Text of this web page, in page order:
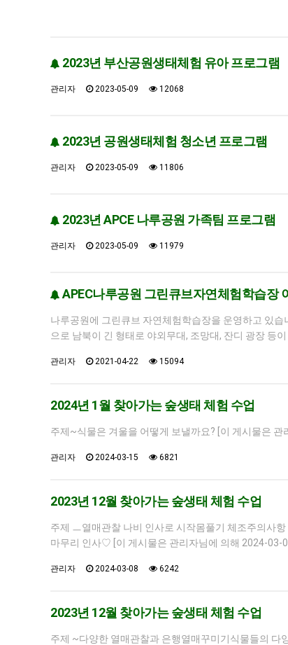
2023년 부산공원생태체험 유아 프로그램
관리자 2023-05-09 12068
2023년 공원생태체험 청소년 프로그램
관리자 2023-05-09 11806
2023년 APCE 나루공원 가족팀 프로그램
관리자 2023-05-09 11979
APEC나루공원 그린큐브자연체험학습장
나루공원에 그린큐브 자연체험학습장을 운영하고 있
으로 남북이 긴 형태로 야외무대, 조망대, 잔디 광장 등
관리자 2021-04-22 15094
2024년 1월 찾아가는 숲생태 체험 수업
주제~식물은 겨울을 어떻게 보낼까요? [이 게시물은
관리자 2024-03-15 6821
2023년 12월 찾아가는 숲생태 체험 수업
주제 ㅡ열매관찰 나비 인사로 시작몸풀기 체조주의사
마무리 인사♡ [이 게시물은 관리자님에 의해 2024-03-
관리자 2024-03-08 6242
2023년 12월 찾아가는 숲생태 체험 수업
주제 ~다양한 열매관찰과 은행열매꾸미기식물들의 다